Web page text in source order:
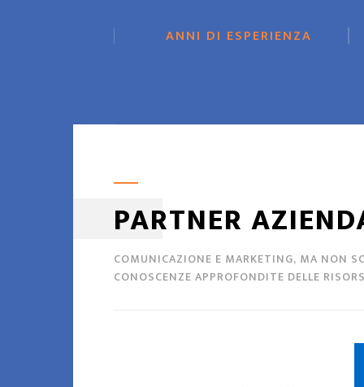
ANNI DI ESPERIENZA
PARTNER
COMUNICAZIONE E MARKETING, MA NON
CONOSCENZE APPROFONDITE DELLE